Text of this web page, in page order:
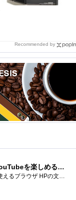
Recommended by
課金をせずとも快適にYouTubeを楽しめるようになったよ